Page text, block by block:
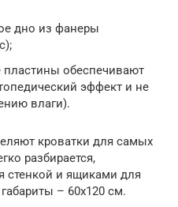
дно из фанеры
пластины обеспечивают
эффект и не
влаги).
кроватки для самых
разбирается,
стенкой и ящиками для
– 60х120 см.